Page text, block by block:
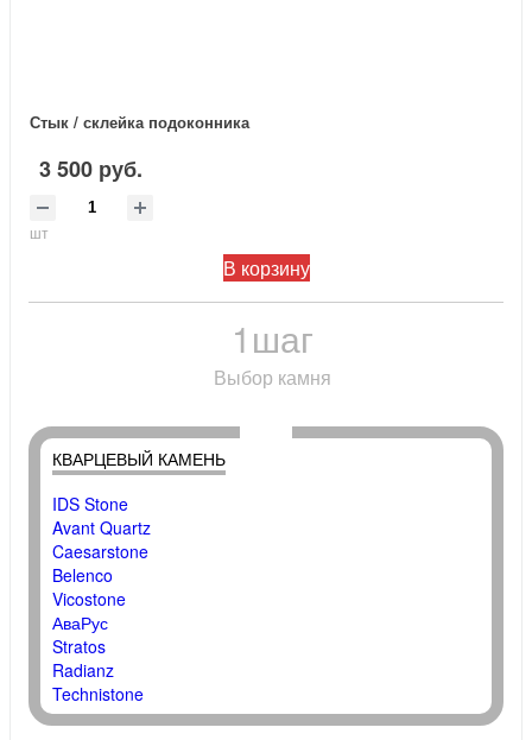
Стык / склейка подоконника
3 500 руб.
шт
В корзину
1шаг
Выбор камня
КВАРЦЕВЫЙ КАМЕНЬ
IDS Stone
Avant Quartz
Caesarstone
Belenco
Vicostone
АваРус
Stratos
Radianz
Technistone